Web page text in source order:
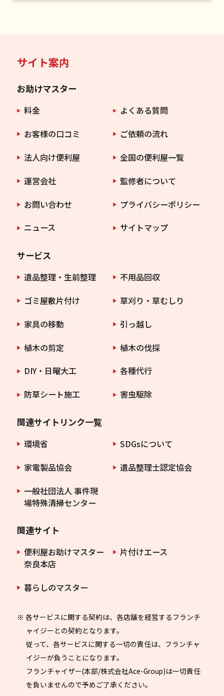
サイト案内
お助けマスター
料金
よくある質問
お客様の口コミ
ご依頼の流れ
法人向け便利屋
全国の便利屋一覧
運営会社
監修者について
お問い合わせ
プライバシーポリシー
ニュース
サイトマップ
サービス
遺品整理・生前整理
不用品回収
ゴミ屋敷片付け
草刈り・草むしり
家具の移動
引っ越し
植木の剪定
植木の伐採
DIY・日曜大工
各種代行
防草シート施工
害虫駆除
関連サイトリンク一覧
環境省
SDGsについて
家電製品協会
遺品整理士認定協会
一般社団法人 事件現
場特殊清掃センター
関連サイト
便利屋お助けマスター
奈良本店
片付けエース
暮らしのマスター
※ 各サービスに関する契約は、各店舗を経営するフランチ
ャイジーとの契約となります。
従って、各サービスに関する一切の責任は、フランチャ
イジーが負うことになります。
フランチャイザー(本部/株式会社Ace-Group)は一切責任
を負いませんので予めご了承ください。